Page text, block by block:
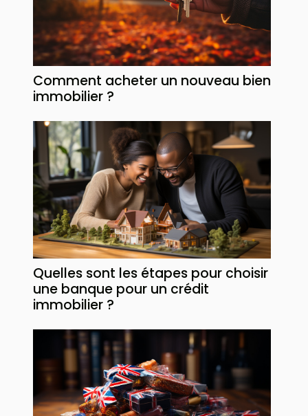
Comment acheter un nouveau bien
immobilier ?
Quelles sont les étapes pour choisir
une banque pour un crédit
immobilier ?